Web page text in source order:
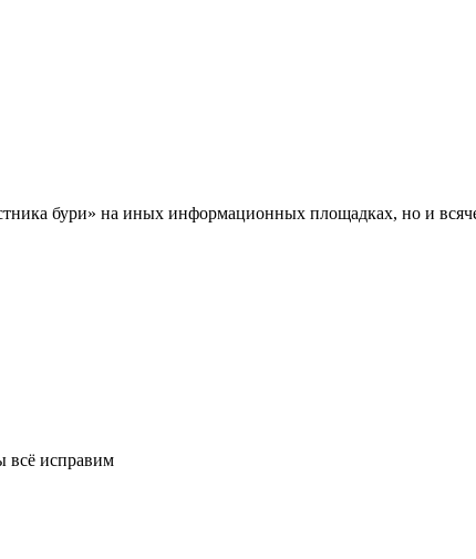
бури» на иных информационных площадках, но и
всё исправим